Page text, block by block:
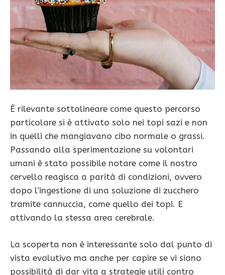
È rilevante sottolineare come questo percorso
particolare si è attivato solo nei topi sazi e non
in quelli che mangiavano cibo normale o grassi.
Passando alla sperimentazione su volontari
umani è stato possibile notare come il nostro
cervello reagisca a parità di condizioni, ovvero
dopo l’ingestione di una soluzione di zucchero
tramite cannuccia, come quello dei topi. E
attivando la stessa area cerebrale.
La scoperta non è interessante solo dal punto di
vista evolutivo ma anche per capire se vi siano
possibilità di dar vita a strategie utili contro